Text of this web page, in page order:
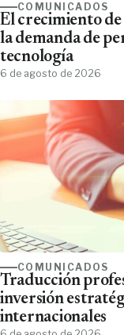
COMUNICADOS
El crecimiento
la demanda de
tecnología
6 de agosto de 2026
COMUNICADOS
Traducción
inversión
internacionales